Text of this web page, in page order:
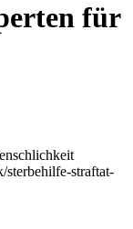
für
straftat-